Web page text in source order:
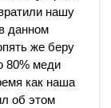
нашу
данном
же беру
80% меди
как наша
об этом